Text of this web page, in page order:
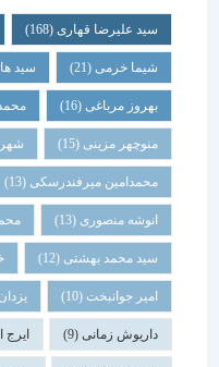
سید علیرضا قهاری(168) بیژن
شیما خرمی(21) سید هادی
بهروز مرباغی (16) محمد منصور
منوچهر مزینی(15) شهریار
محمدامین میرفندرسکی(13)
انوشه منصوری(13) محمد
سید محمد بهشتی(12) خوبچهر
امیر جوانبخت(10) یزدان هوشور
داریوش زمانی(9) ایرج اعتصام(9)